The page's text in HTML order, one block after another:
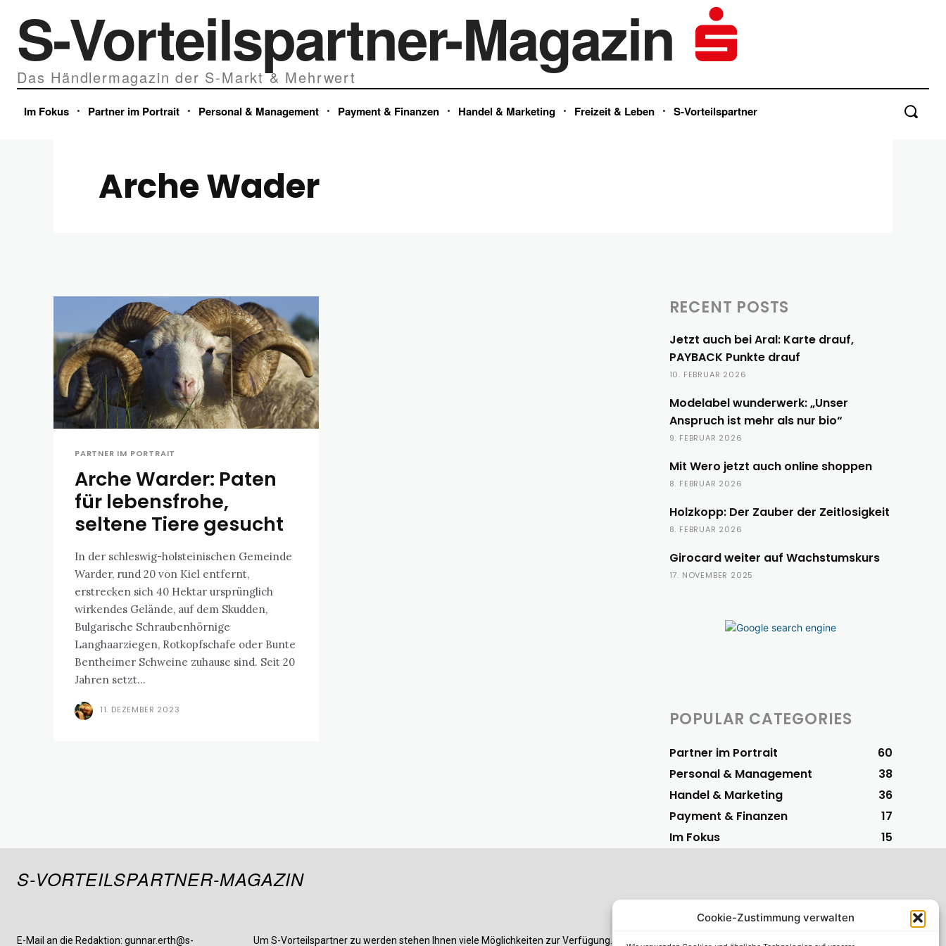
Cookie-Zustimmung verwalten
S-Vorteilspartner-Magazin
Das Händlermagazin der S-Markt & Mehrwert
Im Fokus Partner im Portrait Personal & Management Payment & Finanzen Handel & Marketing Freizeit & Leben S-Vorteilspartner
Arche Wader
PARTNER IM PORTRAIT
Arche Warder: Paten
für lebensfrohe,
seltene Tiere gesucht
In der schleswig-holsteinischen Gemeinde
Warder, rund 20 von Kiel entfernt,
erstrecken sich 40 Hektar ursprünglich
wirkendes Gelände, auf dem Skudden,
Bulgarische Schraubenhörnige
Langhaarziegen, Rotkopfschafe oder Bunte
Bentheimer Schweine zuhause sind. Seit 20
Jahren setzt...
11. DEZEMBER 2023
RECENT POSTS
Jetzt auch bei Aral: Karte drauf,
PAYBACK Punkte drauf
10. FEBRUAR 2026
Modelabel wunderwerk: „Unser
Anspruch ist mehr als nur bio“
9. FEBRUAR 2026
Mit Wero jetzt auch online shoppen
8. FEBRUAR 2026
Holzkopp: Der Zauber der Zeitlosigkeit
8. FEBRUAR 2026
Girocard weiter auf Wachstumskurs
17. NOVEMBER 2025
POPULAR CATEGORIES
Partner im Portrait
60
Personal & Management
38
Handel & Marketing
36
Payment & Finanzen
17
Im Fokus
15
S-VORTEILSPARTNER-MAGAZIN
E-Mail an die Redaktion: gunnar.erth@s- Um S-Vorteilspartner zu werden stehen Ihnen viele Möglichkeiten zur Verfügung. Am einfachsten S-Vorteilspartner